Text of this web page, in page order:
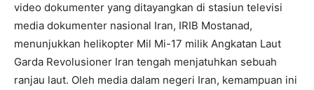
video dokumenter yang ditayangkan di stasiun televisi
media dokumenter nasional Iran, IRIB Mostanad,
menunjukkan helikopter Mil Mi-17 milik Angkatan Laut
Garda Revolusioner Iran tengah menjatuhkan sebuah
ranjau laut. Oleh media dalam negeri Iran, kemampuan ini